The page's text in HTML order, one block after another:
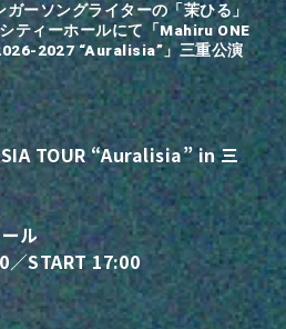
ーソングライターの「茉ひる」
ティーホールにて「Mahiru ONE
2027 “Auralisia”」三重公演
TOUR “Auralisia” in 三
ル
／START 17:00